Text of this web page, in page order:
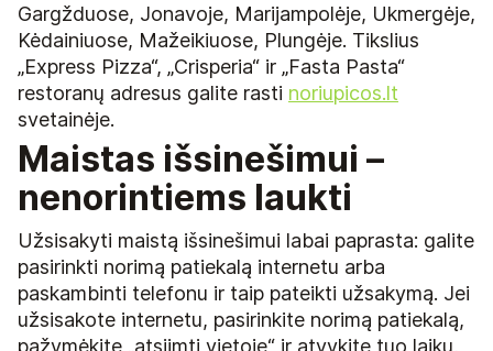
Gargžduose, Jonavoje, Marijampolėje, Ukmergėje,
Kėdainiuose, Mažeikiuose, Plungėje. Tikslius
„Express Pizza“, „Crisperia“ ir „Fasta Pasta“
restoranų adresus galite rasti noriupicos.lt
svetainėje.
Maistas išsinešimui –
nenorintiems laukti
Užsisakyti maistą išsinešimui labai paprasta: galite
pasirinkti norimą patiekalą internetu arba
paskambinti telefonu ir taip pateikti užsakymą. Jei
užsisakote internetu, pasirinkite norimą patiekalą,
pažymėkite „atsiimti vietoje“ ir atvykite tuo laiku,